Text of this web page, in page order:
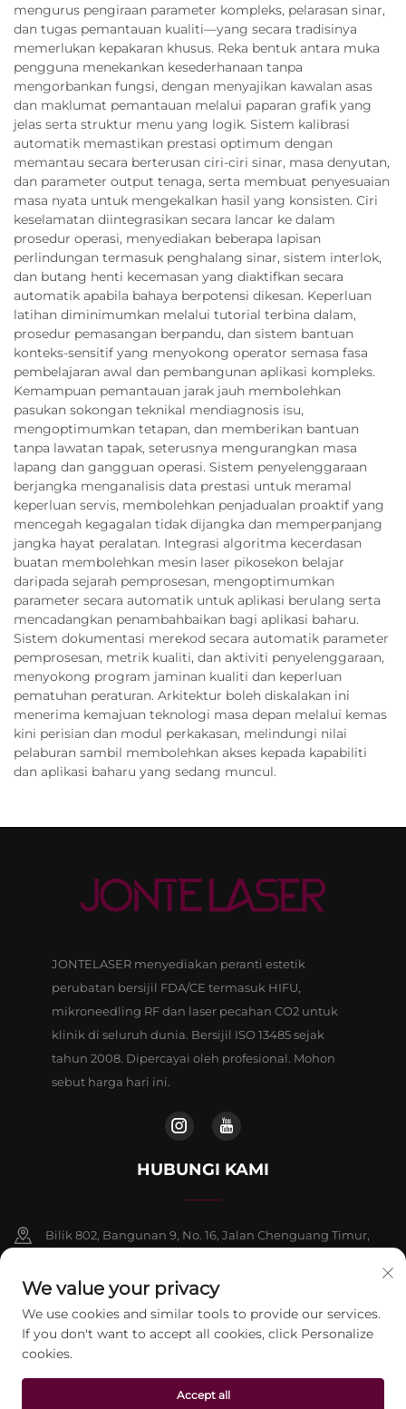
mengurus pengiraan parameter kompleks, pelarasan sinar,
dan tugas pemantauan kualiti—yang secara tradisinya
memerlukan kepakaran khusus. Reka bentuk antara muka
pengguna menekankan kesederhanaan tanpa
mengorbankan fungsi, dengan menyajikan kawalan asas
dan maklumat pemantauan melalui paparan grafik yang
jelas serta struktur menu yang logik. Sistem kalibrasi
automatik memastikan prestasi optimum dengan
memantau secara berterusan ciri-ciri sinar, masa denyutan,
dan parameter output tenaga, serta membuat penyesuaian
masa nyata untuk mengekalkan hasil yang konsisten. Ciri
keselamatan diintegrasikan secara lancar ke dalam
prosedur operasi, menyediakan beberapa lapisan
perlindungan termasuk penghalang sinar, sistem interlok,
dan butang henti kecemasan yang diaktifkan secara
automatik apabila bahaya berpotensi dikesan. Keperluan
latihan diminimumkan melalui tutorial terbina dalam,
prosedur pemasangan berpandu, dan sistem bantuan
konteks-sensitif yang menyokong operator semasa fasa
pembelajaran awal dan pembangunan aplikasi kompleks.
Kemampuan pemantauan jarak jauh membolehkan
pasukan sokongan teknikal mendiagnosis isu,
mengoptimumkan tetapan, dan memberikan bantuan
tanpa lawatan tapak, seterusnya mengurangkan masa
lapang dan gangguan operasi. Sistem penyelenggaraan
berjangka menganalisis data prestasi untuk meramal
keperluan servis, membolehkan penjadualan proaktif yang
mencegah kegagalan tidak dijangka dan memperpanjang
jangka hayat peralatan. Integrasi algoritma kecerdasan
buatan membolehkan mesin laser pikosekon belajar
daripada sejarah pemprosesan, mengoptimumkan
parameter secara automatik untuk aplikasi berulang serta
mencadangkan penambahbaikan bagi aplikasi baharu.
Sistem dokumentasi merekod secara automatik parameter
pemprosesan, metrik kualiti, dan aktiviti penyelenggaraan,
menyokong program jaminan kualiti dan keperluan
pematuhan peraturan. Arkitektur boleh diskalakan ini
menerima kemajuan teknologi masa depan melalui kemas
kini perisian dan modul perkakasan, melindungi nilai
pelaburan sambil membolehkan akses kepada kapabiliti
dan aplikasi baharu yang sedang muncul.
JONTELASER menyediakan peranti estetik
perubatan bersijil FDA/CE termasuk HIFU,
mikroneedling RF dan laser pecahan CO2 untuk
klinik di seluruh dunia. Bersijil ISO 13485 sejak
tahun 2008. Dipercayai oleh profesional. Mohon
sebut harga hari ini.
HUBUNGI KAMI
Bilik 802, Bangunan 9, No. 16, Jalan Chenguang Timur,
+86-13911459627
[email protected]
Hak Cipta © 2026 Beijing Jontelaser Technology CO., LTD. Hak cipta
We value your privacy
We use cookies and similar tools to provide our services.
If you don't want to accept all cookies, click Personalize
cookies.
Accept all